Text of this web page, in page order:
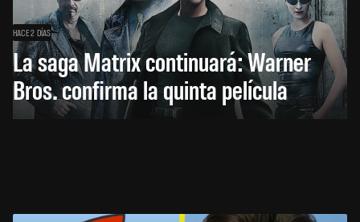
HACE 2 DÍAS
La saga Matrix continuará: Warner
Bros. confirma la quinta película